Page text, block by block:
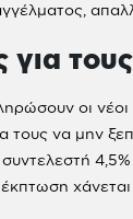
οι νέοι
τους να μην